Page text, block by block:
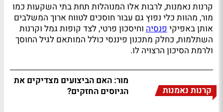
קרנות נאמנות, לרבות אלו המנוהלות תחת בתי השקעות כמו
מור, מהוות כלי נפוץ גם עבור חוסכים לטווח ארוך המשלבים
אותן באפיקיפנסיה וחיסכון פרטי, לצד קופות גמל וקרנות
השתלמות, כחלק מתכנון פיננסי כולל המותאם לגיל החוסך
ולרמת הסיכון הרצויה לו.
קרנות נאמנות
מור: האם הביצועים מצדיקים את
הגיוסים החזקים?